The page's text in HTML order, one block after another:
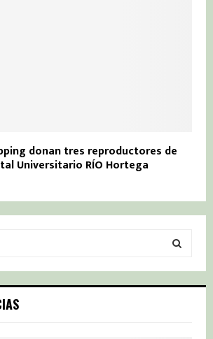
donan tres reproductores de
Universitario RÍO Hortega
S